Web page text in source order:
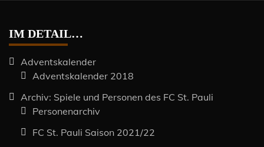
IM DETAIL…
Adventskalender
Adventskalender 2018
Archiv: Spiele und Personen des FC St. Pauli
Personenarchiv
FC St. Pauli Saison 2021/22